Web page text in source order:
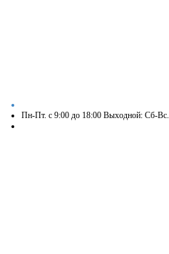
Пн-Пт. с 9:00 до 18:00 Выходной: Сб-Вс.